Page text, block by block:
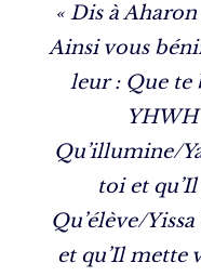
« Dis à
Ainsi vous
leur : Que te
YHWH
Qu’illumine/
toi et
Qu’élève/
et qu’Il mette